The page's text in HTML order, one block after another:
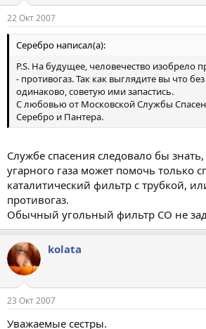
22 Окт 2007
Серебро написал(а):
P.S. На будущее, человечество изобрело
- противогаз. Так как выглядите вы что
одинаково, советую ими запастись.
С любовью от Московской Службы
Серебро и Пантера.
Службе спасения следовало бы
угарного газа может помочь только
каталитический фильтр с трубкой,
противогаз.
Обычный угольный фильтр CO не
kolata
23 Окт 2007
Уважаемые сестры.